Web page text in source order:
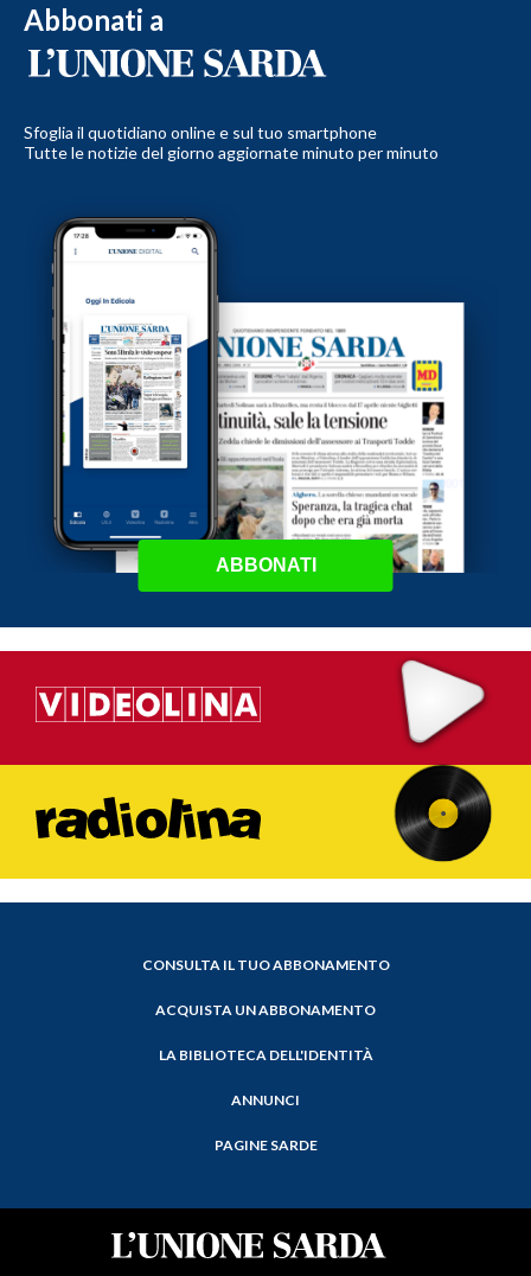
Abbonati a
Sfoglia il quotidiano online e sul tuo smartphone
Tutte le notizie del giorno aggiornate minuto per minuto
ABBONATI
CONSULTA IL TUO ABBONAMENTO
ACQUISTA UN ABBONAMENTO
LA BIBLIOTECA DELL'IDENTITÀ
ANNUNCI
PAGINE SARDE